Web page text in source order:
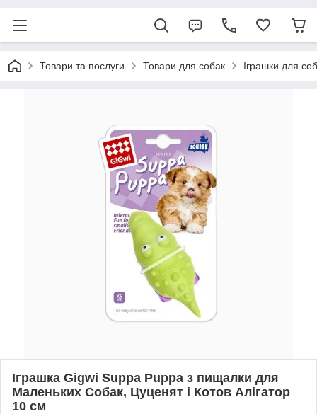
Товари та послуги Товари для собак Іграшки для
Іграшка Gigwi Suppa Puppa з пищалки для
Маленьких Собак, Цуценят і Котов Алігатор
10 см